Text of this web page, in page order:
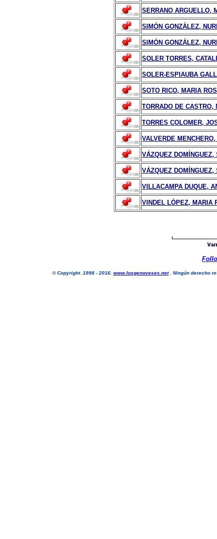
SERRANO ARGUELLO,
SIMÓN GONZÁLEZ,
SIMÓN GONZÁLEZ,
SOLER TORRES,
SOLER-ESPIAUBA
SOTO RICO, MARIA
TORRADO DE CASTRO,
TORRES COLOMER,
VALVERDE
VÁZQUEZ DOMÍNGUEZ,
VÁZQUEZ DOMÍNGUEZ,
VILLACAMPA DUQUE,
VINDEL LÓPEZ, MARIA
©Copyright. 1998 - 2016. www.losgenoveses.net. Ningún derecho